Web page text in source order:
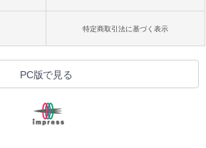
特定商取引法に基づく表示
PC版で見る